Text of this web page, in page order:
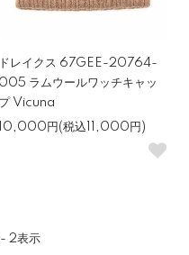
ドレイクス 67GEE-20764-
005 ラムウールワッチキャッ
プ Vicuna
10,000円(税込11,000円)
- 2表示